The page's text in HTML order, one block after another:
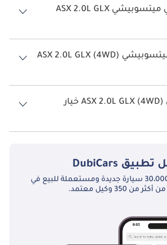
ما هي سعة المقاعد في ميتسوبيشي ASX 2.0L GLX
ما هو نظام الدفع في ميتسوبيشي ASX 2.0L GLX (4WD)
نظام الدفع في ميتسوبيشي ASX Four Wheel Drive 2.0L GLX (4WD) خيار
هل تحوي ميتسوبيشي ASX 2.0L GLX (4WD) خيار
نعم توفر ميتسوبيشي ASX 2.0L GLX (4WD) خيار منتصف فتحة السقف
تطبيق DubiCars
استكشف أكثر من 30،000 سيارة جديدة ومستعملة للبيع في
من 350 وكيل معتمد.